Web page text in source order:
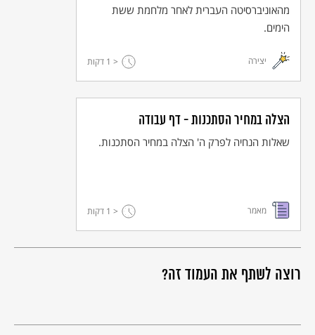
רוצה לשתף את העמוד זה?
מהאוניברסיטה העברית לאחר מלחמת ששת
הימים.
יצירה < 1 דקות
הצלה במחיר הסתכנות - דף עבודה
שאלות הנחיה לפרק ה' הצלה במחיר הסתכנות.
מאמר < 1 דקות